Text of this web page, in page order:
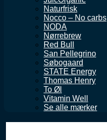
Naturfrisk
Nocco – No carbs
NODA
Nørrebrew
Red Bull
San Pellegrino
Søbogaard
STATE Energy
Thomas Henry
To Øl
Vitamin Well
Se alle mærker